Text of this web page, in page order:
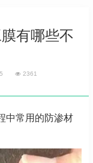
有哪些不
2361
中常用的防渗材